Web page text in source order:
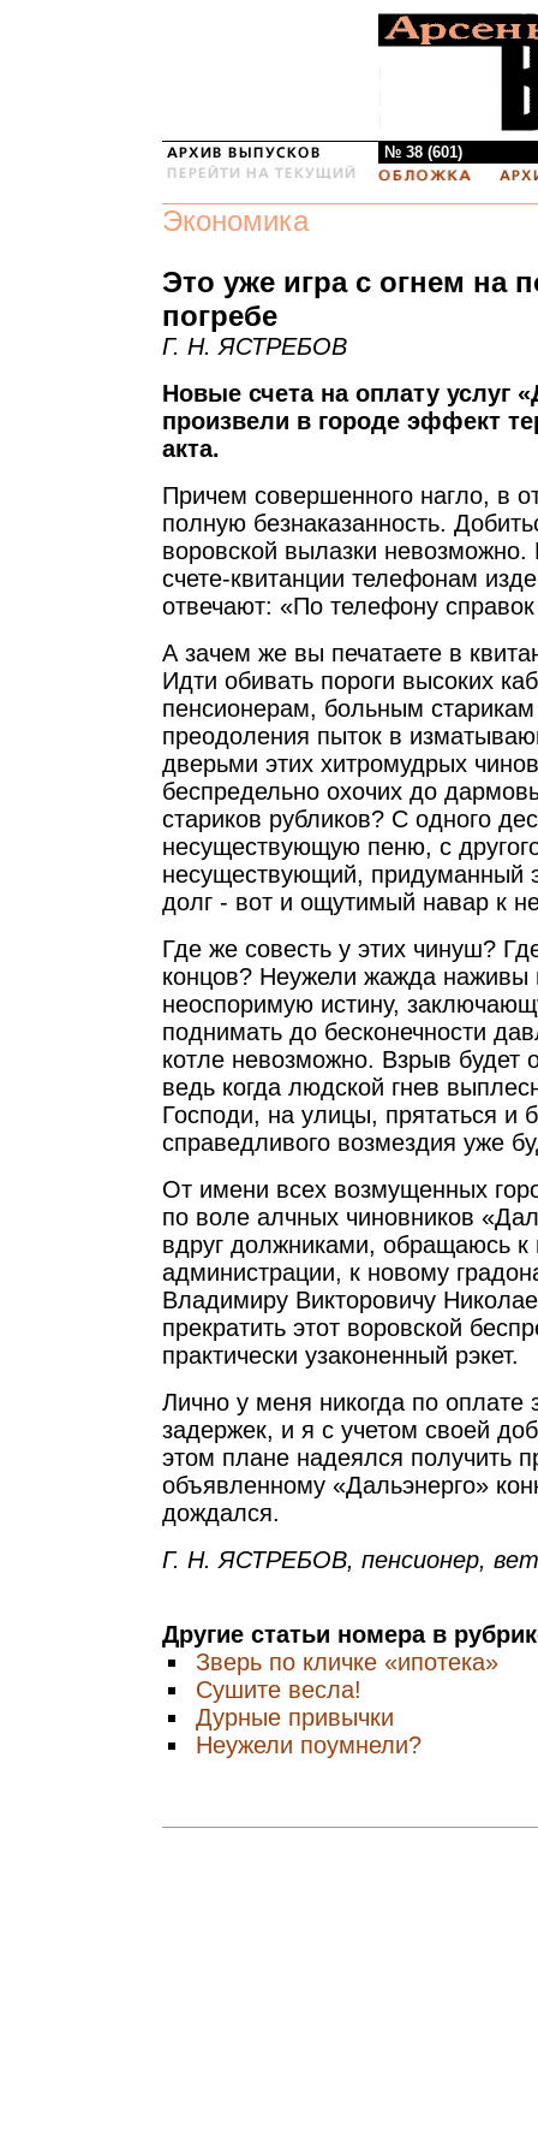
№ 38 (601)
Экономика
Это уже игра с огнем на
погребе
Г. Н. ЯСТРЕБОВ
Новые счета на оплату услуг
произвели в городе эффект
акта.
Причем совершенного нагло, в
полную безнаказанность.
воровской вылазки
счете-квитанции телефонам
отвечают: «По телефону
А зачем же вы печатаете в
Идти обивать пороги высоких
пенсионерам, больным
преодоления пыток в
дверьми этих хитромудрых
беспредельно охочих до
стариков рубликов? С одного
несуществующую пеню, с
несуществующий, придуманный
долг - вот и ощутимый навар к
Где же совесть у этих чинуш?
концов? Неужели жажда наживы
неоспоримую истину,
поднимать до бесконечности
котле невозможно. Взрыв будет
ведь когда людской гнев
Господи, на улицы, прятаться и
справедливого возмездия уже
От имени всех возмущенных
по воле алчных чиновников
вдруг должниками, обращаюсь к
администрации, к новому
Владимиру Викторовичу
прекратить этот воровской
практически узаконенный рэкет.
Лично у меня никогда по оплате
задержек, и я с учетом своей
этом плане надеялся получить
объявленному «Дальэнерго»
дождался.
Г. Н. ЯСТРЕБОВ, пенсионер,
Другие статьи номера в
Зверь по кличке «ипотека»
Сушите весла!
Дурные привычки
Неужели поумнели?